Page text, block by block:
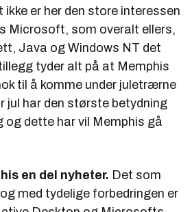
ikke er her den store interessen
Microsoft, som overalt ellers,
Java og Windows NT det
tyder alt på at Memphis
til å komme under juletrærne
jul har den største betydning
og dette har vil Memphis gå
en del nyheter. Det som
med tydelige forbedringen er